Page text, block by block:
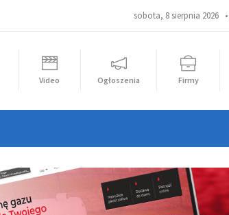
sobota, 8 sierpnia 2026 •
Video Ogłoszenia Firmy